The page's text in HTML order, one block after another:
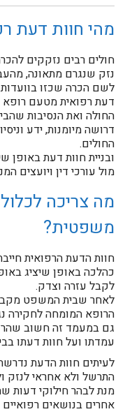
מהי חוות דעת
חולים רבים נזקקים
נזק שנגרם מתאונה,
לשם הכרה שכזו
דעת רפואית מטעם
החולה ואת הנסיבות
דרושה מיומנות, ידע
החולים.
ובניית חוות דעת
מול עורכי דין ויועצים
מה צריכה
משפטית?
חוות הדעת הרפואית
כהלכה באופן שיציג
לקבל עזרה וצדק.
לאחר שבית המשפט
הרופא המומחה לחקירה
גם במעמד זה חשוב
עמדתו ועל חוות דעתו
לעיתים חוות הדעת
התרשל ולא אחראי לנזק
מנת לבהר חילוקי דעות
אחרים בנושאים רפואיים